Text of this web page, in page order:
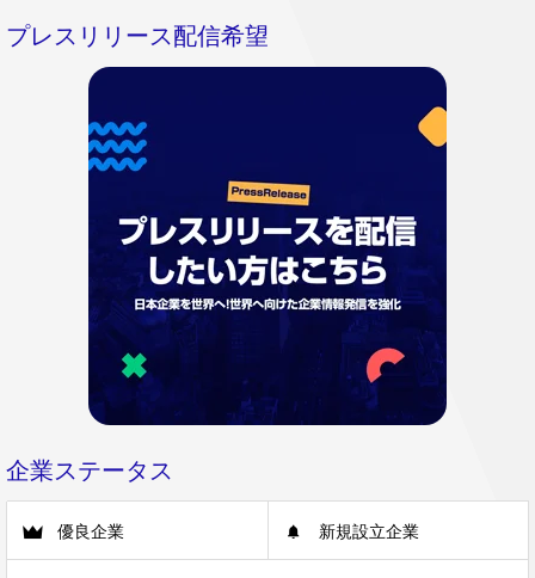
プレスリリース配信希望
企業ステータス
優良企業 新規設立企業